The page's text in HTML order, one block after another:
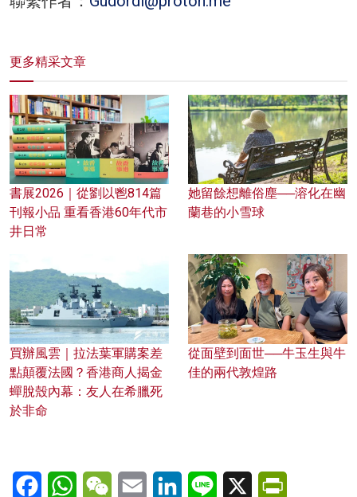
更多精采文章
書展2026｜從劉以鬯814篇
刊報小品 重看香港60年代市
井日常
她留餘想離俗塵──溶化在幽
蘭巷的小雪球
買辦風雲｜拉法葉軍購案差
點顛覆法國？香港商人揭金
蟬脫殼內幕：友人在希臘死
於非命
從面壁到面世──牛玉生與牛
佳的兩代敦煌路
FacebookWhatsAppWeChatEmail LinkedInLine X